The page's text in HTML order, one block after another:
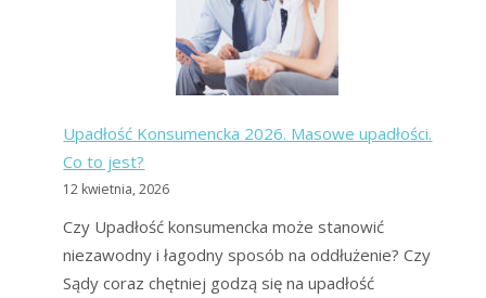
warto?
Upadłość Konsumencka 2026. Masowe upadłości.
Co to jest?
12 kwietnia, 2026
Czy Upadłość konsumencka może stanowić
niezawodny i łagodny sposób na oddłużenie? Czy
Sądy coraz chętniej godzą się na upadłość